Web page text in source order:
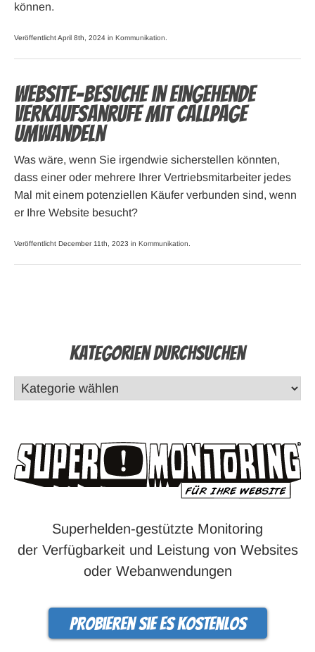
können.
Veröffentlicht April 8th, 2024 in Kommunikation
Website-Besuche in eingehende
Verkaufsanrufe mit CallPage
umwandeln
Was wäre, wenn Sie irgendwie sicherstellen könnten,
dass einer oder mehrere Ihrer Vertriebsmitarbeiter jedes
Mal mit einem potenziellen Käufer verbunden sind, wenn
er Ihre Website besucht?
Veröffentlicht December 11th, 2023 in Kommunikation
Kategorien durchsuchen
Superhelden-gestützte Monitoring
der Verfügbarkeit und Leistung von Websites
oder Webanwendungen
Probieren Sie es kostenlos